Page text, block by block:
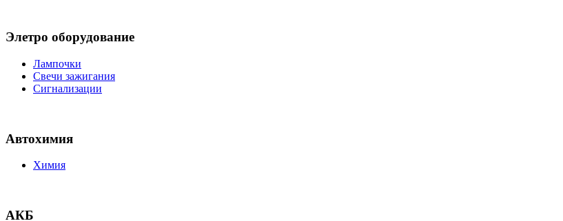
Элетро оборудование
Лампочки
Свечи зажигания
Сигнализации
Автохимия
Химия
АКБ